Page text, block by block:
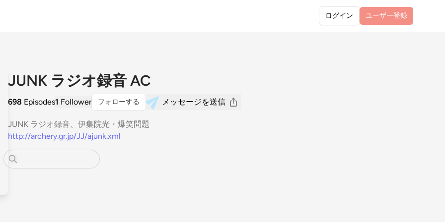
ログイン ユーザー登録
JUNK ラジオ録音 AC
698 Episodes1 Follower フォローする メッセージを送信
JUNK ラジオ録音、伊集院光・爆笑問題
http://archery.gr.jp/JJ/ajunk.xml